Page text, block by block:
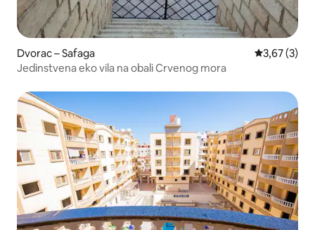
Dvorac – Safaga Prosječna
3,67 (3)
Jedinstvena eko vila na obali Crvenog mora